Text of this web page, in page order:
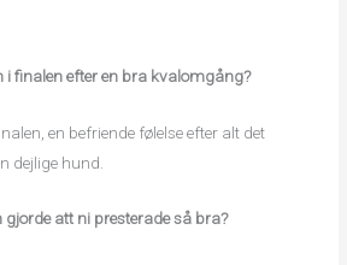
i finalen efter en bra kvalomgång?
en befriende følelse efter alt det
dejlige hund.
att ni presterade så bra?